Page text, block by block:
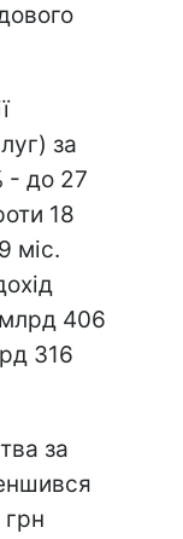
за
- до 27
18
міс.
406
316
за